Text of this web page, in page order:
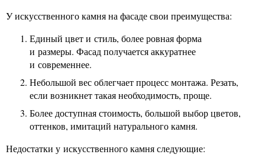
У искусственного камня на фасаде свои преимущества:
Единый цвет и стиль, более ровная форма
и размеры. Фасад получается аккуратнее
и современнее.
Небольшой вес облегчает процесс монтажа. Резать,
если возникнет такая необходимость, проще.
Более доступная стоимость, большой выбор цветов,
оттенков, имитаций натурального камня.
Недостатки у искусственного камня следующие: